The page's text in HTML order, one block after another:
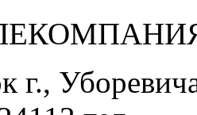
г.,